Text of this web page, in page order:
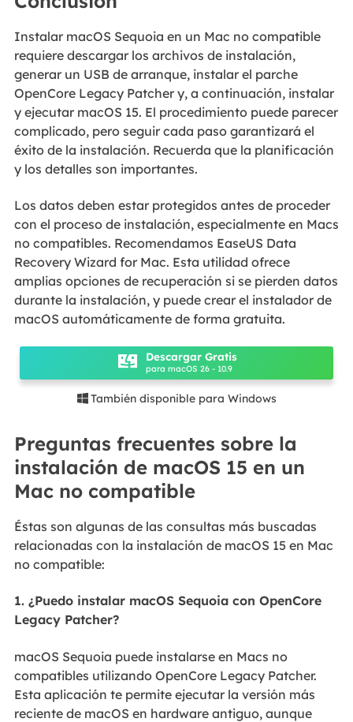
Instalar macOS Sequoia en un Mac no compatible
requiere descargar los archivos de instalación,
generar un USB de arranque, instalar el parche
OpenCore Legacy Patcher y, a continuación, instalar
y ejecutar macOS 15. El procedimiento puede parecer
complicado, pero seguir cada paso garantizará el
éxito de la instalación. Recuerda que la planificación
y los detalles son importantes.
Los datos deben estar protegidos antes de proceder
con el proceso de instalación, especialmente en Macs
no compatibles. Recomendamos EaseUS Data
Recovery Wizard for Mac. Esta utilidad ofrece
amplias opciones de recuperación si se pierden datos
durante la instalación, y puede crear el instalador de
macOS automáticamente de forma gratuita.
Descargar Gratis
para macOS 26 - 10.9
 También disponible para Windows
Preguntas frecuentes sobre la
instalación de macOS 15 en un
Mac no compatible
Éstas son algunas de las consultas más buscadas
relacionadas con la instalación de macOS 15 en Mac
no compatible:
1. ¿Puedo instalar macOS Sequoia con OpenCore
Legacy Patcher?
macOS Sequoia puede instalarse en Macs no
compatibles utilizando OpenCore Legacy Patcher.
Esta aplicación te permite ejecutar la versión más
reciente de macOS en hardware antiguo, aunque